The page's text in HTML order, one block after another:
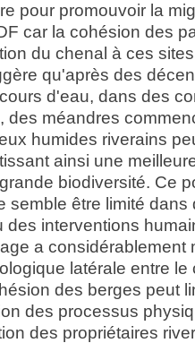
pour promouvoir la
car la cohésion des
du chenal à ces
qu'après des
d'eau, dans des
des méandres
humides riverains
ainsi une
biodiversité. Ce
semble être limité
des interventions
a considérablement
latérale entre le
des berges peut
des processus
des propriétaires